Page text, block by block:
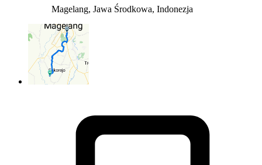
Magelang, Jawa Środkowa, Indonezja